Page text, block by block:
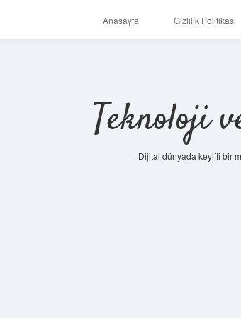
Anasayfa Gizlilik Politikası
Teknoloji
Dijital dünyada keyifli bir